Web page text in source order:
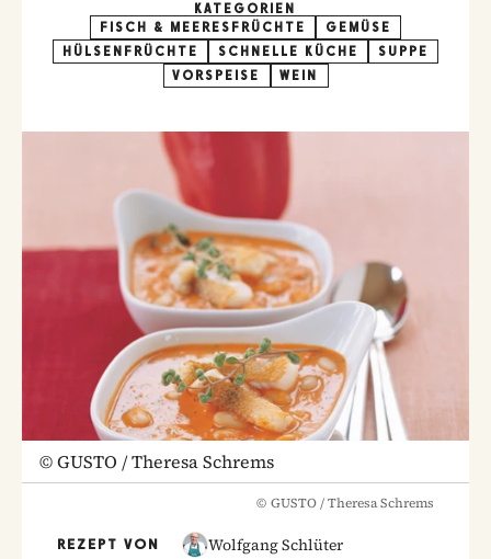
KATEGORIEN
FISCH & MEERESFRÜCHTE
GEMÜSE
HÜLSENFRÜCHTE
SCHNELLE KÜCHE
SUPPE
VORSPEISE
WEIN
©GUSTO / Theresa Schrems
© GUSTO / Theresa Schrems
REZEPT VON Wolfgang Schlüter